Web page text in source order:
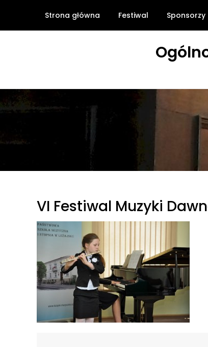
content
Strona główna Festiwal Sponsorzy
VI Festiwal Muzyki